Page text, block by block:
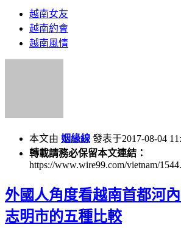
越南女友
越南約會
越南風情
本文由 姻緣線 發表于2017-08-04
轉載請務必保留本文連結：
https://www.wire99.com/vietnam/
外國人角度看越南首都河
志明市的五種比較